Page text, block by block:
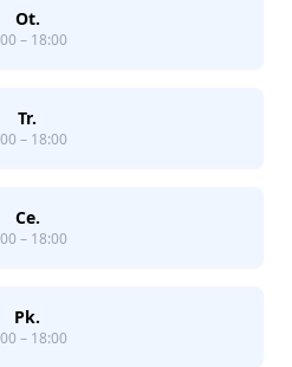
Ot.
– 18:00
Tr.
– 18:00
Ce.
– 18:00
Pk.
– 18:00